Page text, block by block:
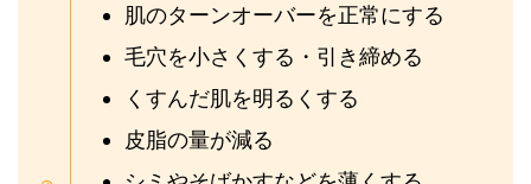
肌のターンオーバーを正常にする
毛穴を小さくする・引き締める
くすんだ肌を明るくする
皮脂の量が減る